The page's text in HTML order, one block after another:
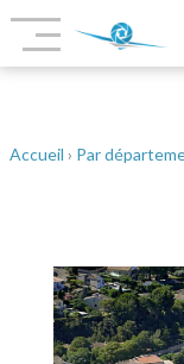
Accueil › Par